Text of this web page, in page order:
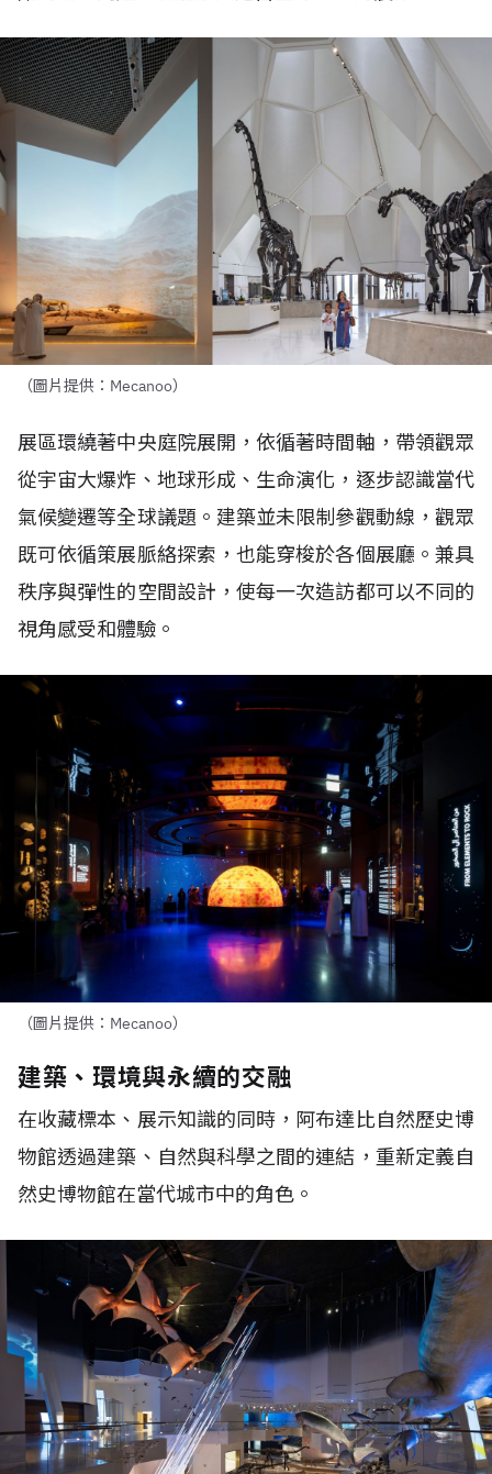
（圖片提供：Mecanoo）
展區環繞著中央庭院展開，依循著時間軸，帶領觀眾
從宇宙大爆炸、地球形成、生命演化，逐步認識當代
氣候變遷等全球議題。建築並未限制參觀動線，觀眾
既可依循策展脈絡探索，也能穿梭於各個展廳。兼具
秩序與彈性的空間設計，使每一次造訪都可以不同的
視角感受和體驗。
（圖片提供：Mecanoo）
建築、環境與永續的交融
在收藏標本、展示知識的同時，阿布達比自然歷史博
物館透過建築、自然與科學之間的連結，重新定義自
然史博物館在當代城市中的角色。